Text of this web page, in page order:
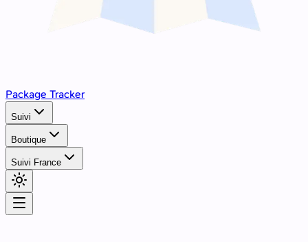
Package Tracker
Suivi
Boutique
Suivi France